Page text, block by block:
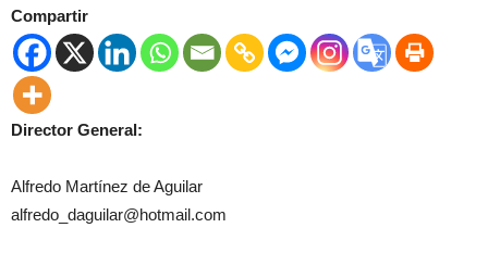
Compartir
Director General:
Alfredo Martínez de Aguilar
alfredo_daguilar@hotmail.com